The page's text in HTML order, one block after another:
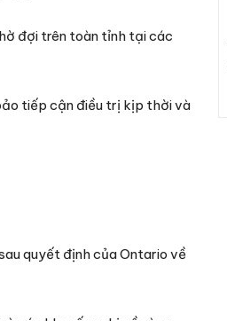
đợi trên toàn tỉnh tại các
tiếp cận điều trị kịp thời và
quyết định của Ontario về